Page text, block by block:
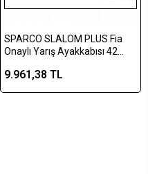
SPARCO SLALOM PLUS Fia
Onaylı Yarış Ayakkabısı 42
9.961,38 TL